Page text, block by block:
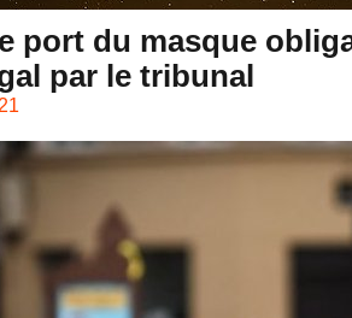
port du masque
par le tribunal